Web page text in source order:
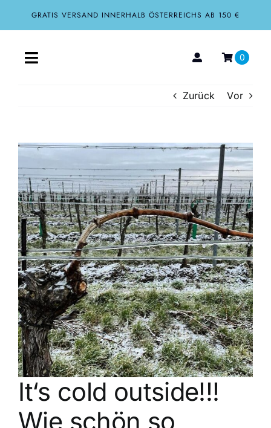
GRATIS VERSAND INNERHALB ÖSTERREICHS AB 150 €
Toggle
Aktuelles
Über uns
Shop
Tourismus
Kontakt
0
Zurück Vor
Zeige
grösseres
Bild
It‘s cold outside!!!
Wie schön so